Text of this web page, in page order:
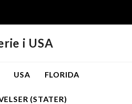
i USA
USA FLORIDA
(STATER)